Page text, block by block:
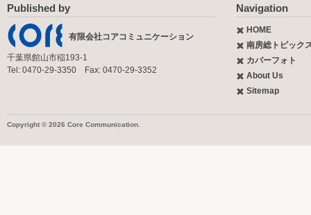
Published by
有限会社コアコミュニケーション
千葉県館山市稲193-1
Tel: 0470-29-3350 Fax: 0470-29-3352
Navigation
HOME
南房総トピック
カバーフォト
About Us
Sitemap
Copyright © 2026 Core Communication.